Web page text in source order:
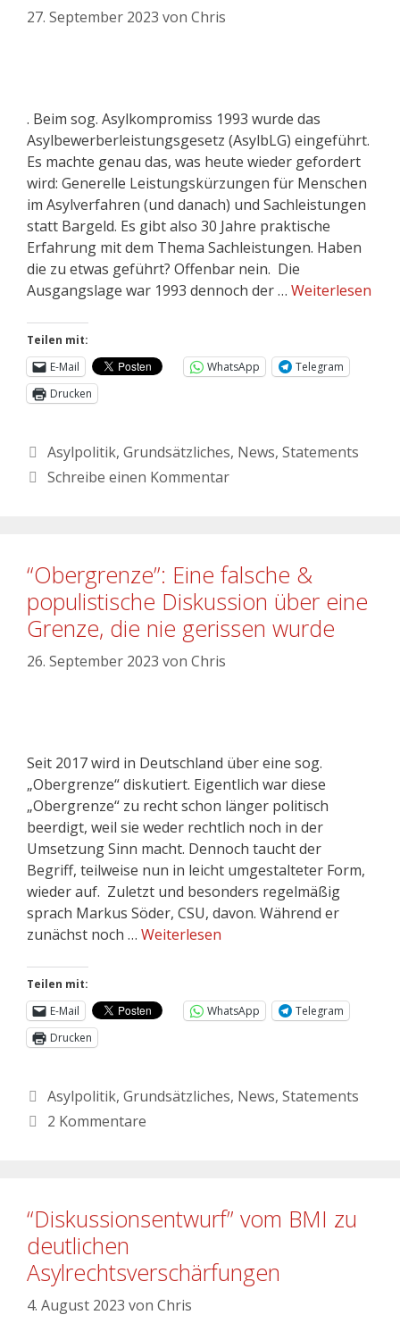
27. September 2023 von Chris
. Beim sog. Asylkompromiss 1993 wurde das
Asylbewerberleistungsgesetz (AsylbLG) eingeführt.
Es machte genau das, was heute wieder gefordert
wird: Generelle Leistungskürzungen für Menschen
im Asylverfahren (und danach) und Sachleistungen
statt Bargeld. Es gibt also 30 Jahre praktische
Erfahrung mit dem Thema Sachleistungen. Haben
die zu etwas geführt? Offenbar nein. Die
Ausgangslage war 1993 dennoch der … Weiterlesen
Teilen mit:
E-Mail
WhatsApp
Telegram
Drucken
Asylpolitik, Grundsätzliches, News, Statements
Schreibe einen Kommentar
“Obergrenze”: Eine falsche &
populistische Diskussion über eine
Grenze, die nie gerissen wurde
26. September 2023 von Chris
Seit 2017 wird in Deutschland über eine sog.
„Obergrenze“ diskutiert. Eigentlich war diese
„Obergrenze“ zu recht schon länger politisch
beerdigt, weil sie weder rechtlich noch in der
Umsetzung Sinn macht. Dennoch taucht der
Begriff, teilweise nun in leicht umgestalteter Form,
wieder auf. Zuletzt und besonders regelmäßig
sprach Markus Söder, CSU, davon. Während er
zunächst noch … Weiterlesen
Teilen mit:
E-Mail
WhatsApp
Telegram
Drucken
Asylpolitik, Grundsätzliches, News, Statements
2 Kommentare
“Diskussionsentwurf” vom BMI zu
deutlichen
Asylrechtsverschärfungen
4. August 2023 von Chris